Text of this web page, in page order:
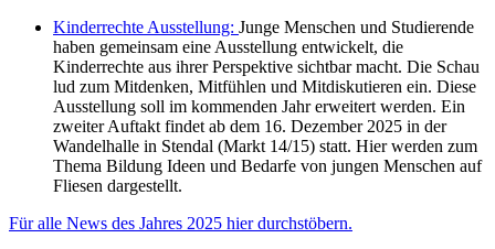
Kinderrechte Ausstellung: Junge Menschen und Studierende
haben gemeinsam eine Ausstellung entwickelt, die
Kinderrechte aus ihrer Perspektive sichtbar macht. Die Schau
lud zum Mitdenken, Mitfühlen und Mitdiskutieren ein. Diese
Ausstellung soll im kommenden Jahr erweitert werden. Ein
zweiter Auftakt findet ab dem 16. Dezember 2025 in der
Wandelhalle in Stendal (Markt 14/15) statt. Hier werden zum
Thema Bildung Ideen und Bedarfe von jungen Menschen auf
Fliesen dargestellt.
Für alle News des Jahres 2025 hier durchstöbern.